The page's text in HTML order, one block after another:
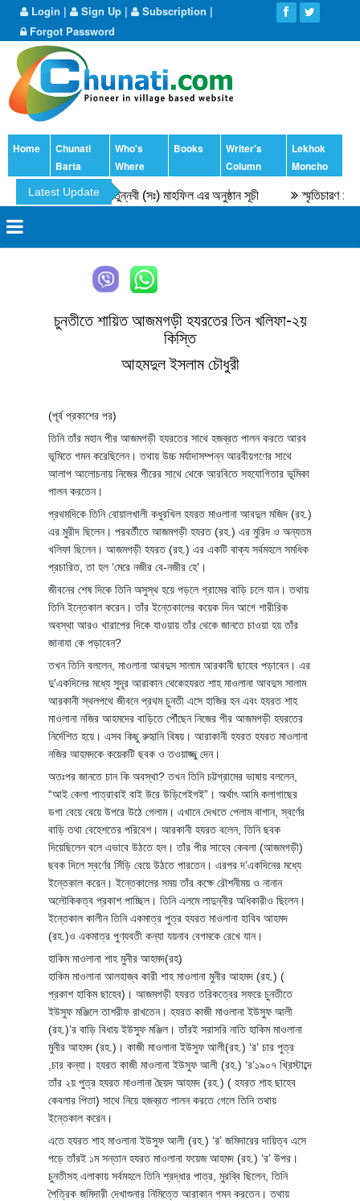
Login | Sign Up | Subscription |
Forgot Password
Home
Chunati
Barta
Who's
Where
Books
Writer's
Column
Lekhok
Moncho
Latest Update
৫৫তম সীরতুন্নবী (সঃ) মাহফিল এর অনুষ্ঠান সূচী স্মৃতিচারণ :
চুনতীতে শায়িত আজমগড়ী হযরতের তিন খলিফা-২য়
কিস্তি
আহমদুল ইসলাম চৌধুরী
(পূর্ব প্রকাশের পর)
তিনি তাঁর মহান পীর আজমগড়ী হযরতের সাথে হজব্রত পালন করতে আরব
ভূমিতে গমন করেছিলেন। তথায় উচ্চ মর্যাদাসম্পন্ন আরবীয়গণের সাথে
আলাপ আলোচনায় নিজের পীরের সাথে থেকে আরবিতে সহযোগিতার ভূমিকা
পালন করতেন।
প্রথমদিকে তিনি বোয়ালখালী কধুরখিল হযরত মাওলানা আবদুল মজিদ (রহ.)
এর মুরীদ ছিলেন। পরবর্তীতে আজমগড়ী হযরত (রহ.) এর মুরিদ ও অন্যতম
খলিফা ছিলেন। আজমগড়ী হযরত (রহ.) এর একটি বাক্য সর্বমহলে সমধিক
প্রচারিত, তা হল ‘মেরে নজীর বে-নজীর হে’।
জীবনের শেষ দিকে তিনি অসুস্থ হয়ে পড়লে গ্রামের বাড়ি চলে যান। তথায়
তিনি ইন্তেকাল করেন। তাঁর ইন্তেকালের কয়েক দিন আগে শারীরিক
অবস্থা আরও খারাপের দিকে যাওয়ায় তাঁর থেকে জানতে চাওয়া হয় তাঁর
জানাযা কে পড়াবেন?
তখন তিনি বললেন, মাওলানা আবদুস সালাম আরকানী ছাহেব পড়াবেন। এর
দু’একদিনের মধ্যে সুদূর আরাকান থেকেহযরত শাহ মাওলানা আবদুস সালাম
আরকানী স্থলপথে জীবনে প্রথম চুনতী এসে হাজির হন এবং হযরত শাহ
মাওলানা নজির আহমদের বাড়িতে পৌঁছেন নিজের পীর আজমগড়ী হযরতের
নির্দেশিত হয়ে। এসব কিছু রুহৃানি বিষয়। আরাকানী হযরত হযরত মাওলানা
নজির আহমদকে কয়েকটি ছবক ও তওয়াজ্জু দেন।
অতঃপর জানতে চান কি অবস্থা? তখন তিনি চট্টগ্রামের ভাষায় বললেন,
“আই কেলা পাত্রাবাই বাই উরে উড়িগেইগই”। অর্থাৎ আমি কলাগাছের
ডগা বেয়ে বেয়ে উপরে উঠে গেলাম। এখানে দেখতে পেলাম বাগান, স্বর্ণের
বাড়ি তথা বেহেশতের পরিবেশ। আরকানী হযরত বলেন, তিনি ছবক
দিয়েছিলেন বলে এভাবে উঠতে হল। তাঁর পীর সাহেব কেবলা (আজমগড়ী)
ছবক দিলে স্বর্ণের সিঁড়ি বেয়ে উঠতে পারতেন। এরপর দ’একদিনের মধ্যে
ইন্তেকাল করেন। ইন্তেকালের সময় তাঁর কক্ষে রৌশনীময় ও নানান
অলৌকিকত্ব প্রকাশ পাচ্ছিল। তিনি এলমে লাদুন্নীর অধিকারীও ছিলেন।
ইন্তেকাল কালীন তিনি একমাত্র পুত্র হযরত মাওলানা হাবিব আহমদ
(রহ.)ও একমাত্র পুণ্যবতী কন্যা যয়নাব বেগমকে রেখে যান।
হাকিম মাওলানা শাহ মুনীর আহমদ(রহ)
হাকিম মাওলানা আলহাজ্ব কারী শাহ মাওলানা মুনীর আহমদ (রহ.) (
প্রকাশ হাকিম ছাহেব)। আজমগড়ী হযরত তরিকত্বের সফরে চুনতীতে
ইউসুফ মঞ্জিলে তাশরীফ রাখতেন। হযরত কাজী মাওলানা ইউসুফ আলী
(রহ.)’র বাড়ি বিধায় ইউসুফ মঞ্জিল। তাঁরই সরাসরি নাতি হাকিম মাওলানা
মুনীর আহমদ (রহ.)। কাজী মাওলানা ইউসুফ আলী(রহ.) ‘র’ চার পুত্র
,চার কন্যা। হযরত কাজী মাওলানা ইউসুফ আলী (রহ.) ‘র’১৯০৭ খ্রিস্টাব্দে
তাঁর ২য় পুত্র হযরত মাওলানা ছৈয়দ আহমদ (রহ.) ( হযরত শাহ ছাহেব
কেবলার পিতা) সাথে নিয়ে হজব্রত পালন করতে গেলে তিনি তথায়
ইন্তেকাল করেন।
এতে হযরত শাহ মাওলানা ইউসুফ আলী (রহ.) ‘র’ জমিদারের দায়িত্ব এসে
পড়ে তাঁরই ১ম সন্তান হযরত মাওলানা ফয়েজ আহমদ (রহ.) ‘র’ উপর।
চুনতীসহ এলাকায় সর্বমহলে তিনি শ্রদ্ধার পাত্র, মুরব্বি ছিলেন, তিনি
পৈত্রিক জমিদারী দেখাশুনার নিমিত্তে আরাকান গমন করতেন। তথায়